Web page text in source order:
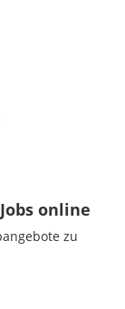
online
zu